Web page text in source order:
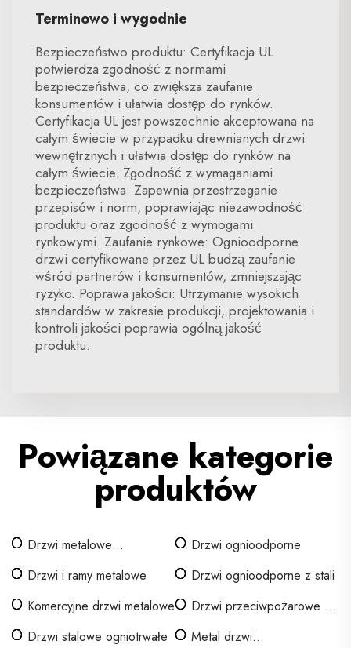
Terminowo i wygodnie
Bezpieczeństwo produktu: Certyfikacja UL
potwierdza zgodność z normami
bezpieczeństwa, co zwiększa zaufanie
konsumentów i ułatwia dostęp do rynków.
Certyfikacja UL jest powszechnie akceptowana na
całym świecie w przypadku drewnianych drzwi
wewnętrznych i ułatwia dostęp do rynków na
całym świecie. Zgodność z wymaganiami
bezpieczeństwa: Zapewnia przestrzeganie
przepisów i norm, poprawiając niezawodność
produktu oraz zgodność z wymogami
rynkowymi. Zaufanie rynkowe: Ognioodporne
drzwi certyfikowane przez UL budzą zaufanie
wśród partnerów i konsumentów, zmniejszając
ryzyko. Poprawa jakości: Utrzymanie wysokich
standardów w zakresie produkcji, projektowania i
kontroli jakości poprawia ogólną jakość
produktu.
Powiązane kategorie
produktów
Drzwi metalowe
Drzwi ognioodporne
Drzwi i ramy metalowe
Drzwi ognioodporne z stali
Komercyjne drzwi metalowe
Drzwi przeciwpożarowe z
Drzwi stalowe ogniotrwałe
Metal drzwi